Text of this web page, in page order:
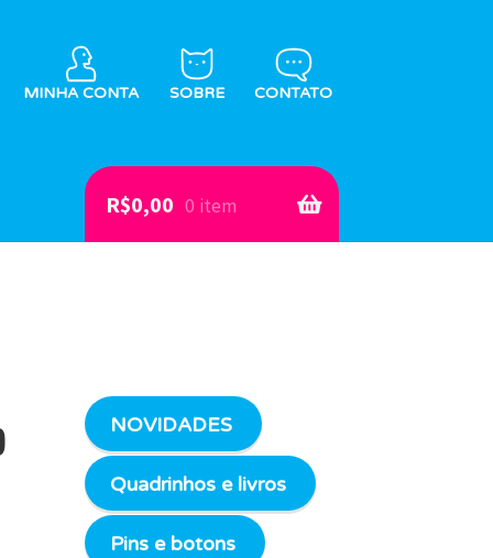
MINHA CONTA SOBRE CONTATO
R$0,00 0 item
NOVIDADES
Quadrinhos e livros
Pins e botons